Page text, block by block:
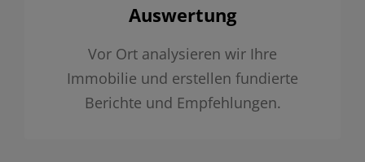
Auswertung
Vor Ort analysieren wir Ihre
Immobilie und erstellen fundierte
Berichte und Empfehlungen.